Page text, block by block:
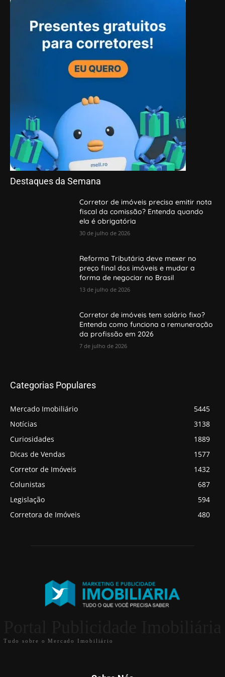
Destaques da Semana
Corretor de imóveis precisa emitir nota
fiscal da comissão? Entenda quando
ela é obrigatória
30 de julho de 2026
Reforma Tributária deve mexer no
preço final dos imóveis e mudar a
forma de negociar no Brasil
13 de julho de 2026
Corretor de imóveis tem salário fixo?
Entenda como funciona a remuneração
da profissão em 2026
7 de julho de 2026
Categorias Populares
Mercado Imobiliário
5445
Notícias
3138
Curiosidades
1889
Dicas de Vendas
1577
Corretor de Imóveis
1432
Colunistas
687
Legislação
594
Corretora de Imóveis
480
Tudo sobre o Mercado Imobiliário